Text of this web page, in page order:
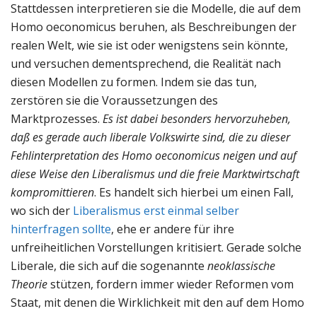
Stattdessen interpretieren sie die Modelle, die auf dem
Homo oeconomicus beruhen, als Beschreibungen der
realen Welt, wie sie ist oder wenigstens sein könnte,
und versuchen dementsprechend, die Realität nach
diesen Modellen zu formen. Indem sie das tun,
zerstören sie die Voraussetzungen des
Marktprozesses. Es ist dabei besonders hervorzuheben,
daß es gerade auch liberale Volkswirte sind, die zu dieser
Fehlinterpretation des Homo oeconomicus neigen und auf
diese Weise den Liberalismus und die freie Marktwirtschaft
kompromittieren. Es handelt sich hierbei um einen Fall,
wo sich der Liberalismus erst einmal selber
hinterfragen sollte, ehe er andere für ihre
unfreiheitlichen Vorstellungen kritisiert. Gerade solche
Liberale, die sich auf die sogenannte neoklassische
Theoriestützen, fordern immer wieder Reformen vom
Staat, mit denen die Wirklichkeit mit den auf dem Homo